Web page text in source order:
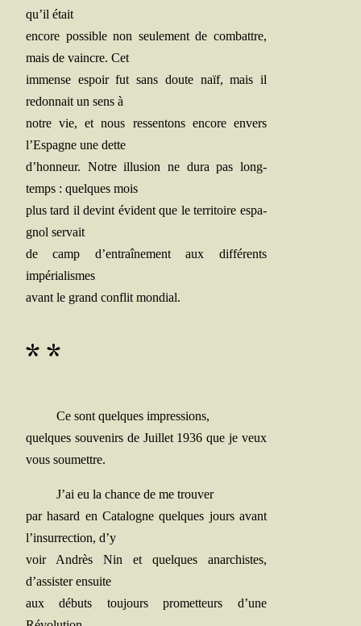
qu’il était
encore pos­sible non seule­ment de com­battre,
mais de vaincre. Cet
immense espoir fut sans doute naïf, mais il
redon­nait un sens à
notre vie, et nous res­sen­tons encore envers
l’Espagne une dette
d’honneur. Notre illu­sion ne dura pas long­
temps : quelques mois
plus tard il devint évident que le ter­ri­toire espa­
gnol servait
de camp d’entraînement aux dif­fé­rents
impérialismes
avant le grand conflit mondial.
* *
Ce sont quelques impressions,
quelques sou­ve­nirs de Juillet 1936 que je veux
vous soumettre.
J’ai eu la chance de me trouver
par hasard en Cata­logne quelques jours avant
l’insurrection, d’y
voir Andrès Nin et quelques anar­chistes,
d’assister ensuite
aux débuts tou­jours pro­met­teurs d’une